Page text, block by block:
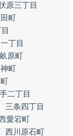
原三丁目
田町
丁目
畝原町
神町
二丁目
三条四丁目
愛宕町
西川原石町